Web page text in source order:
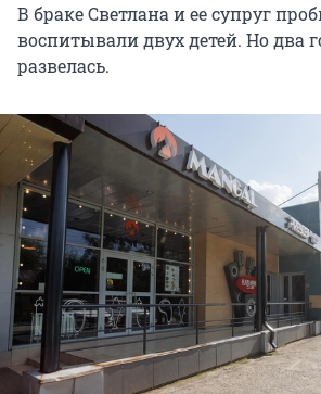
В браке Светлана и ее супруг
воспитывали двух детей. Но два
развелась.